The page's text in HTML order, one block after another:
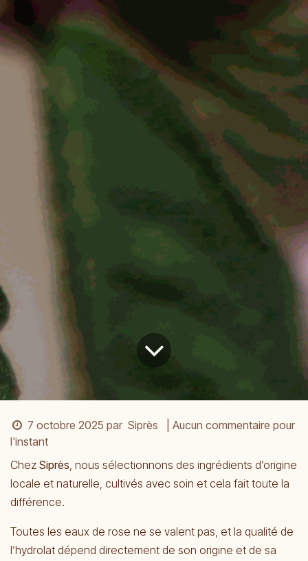
7 octobre 2025 par Siprès
| Aucun commentaire pour
l'instant
Chez Siprès, nous sélectionnons des ingrédients d’origine
locale et naturelle, cultivés avec soin et cela fait toute la
différence.
Toutes les eaux de rose ne se valent pas, et la qualité de
l’hydrolat dépend directement de son origine et de sa